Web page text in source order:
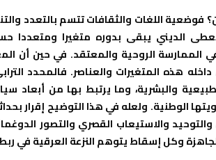
اللغات والثقافات تتسم بالتعدد
الديني يبقى بدوره متغيرا ومتعددا
في الممارسة الروحية والمعتقد. في حين
هذه المتغيرات والعناصر. فالمحدد
والبشرية، وما يرتبط بها من أبعاد
الوطنية. ولعله في هذا التوضيح إقرار
والاستيعاب القصري والتصور
وكل إسقاط يتوهم النزعة العرقية في